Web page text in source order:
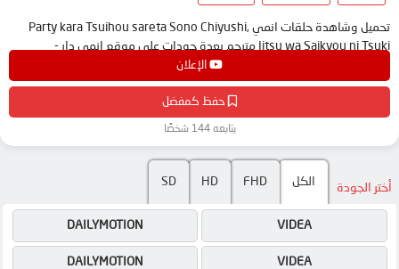
الإعلان
حفظ كمفضل
يتابعه 144 شخصًا
تحميل وشاهدة حلقات انمي Party kara Tsuihou sareta Sono Chiyushi,
Jitsu wa Saikyou ni Tsuki مترجم بعدة جودات على موقع انمي دار -
أختر الجودة الكل FHD
HD
SD
VIDEA
DAILYMOTION
VIDEA
DAILYMOTION